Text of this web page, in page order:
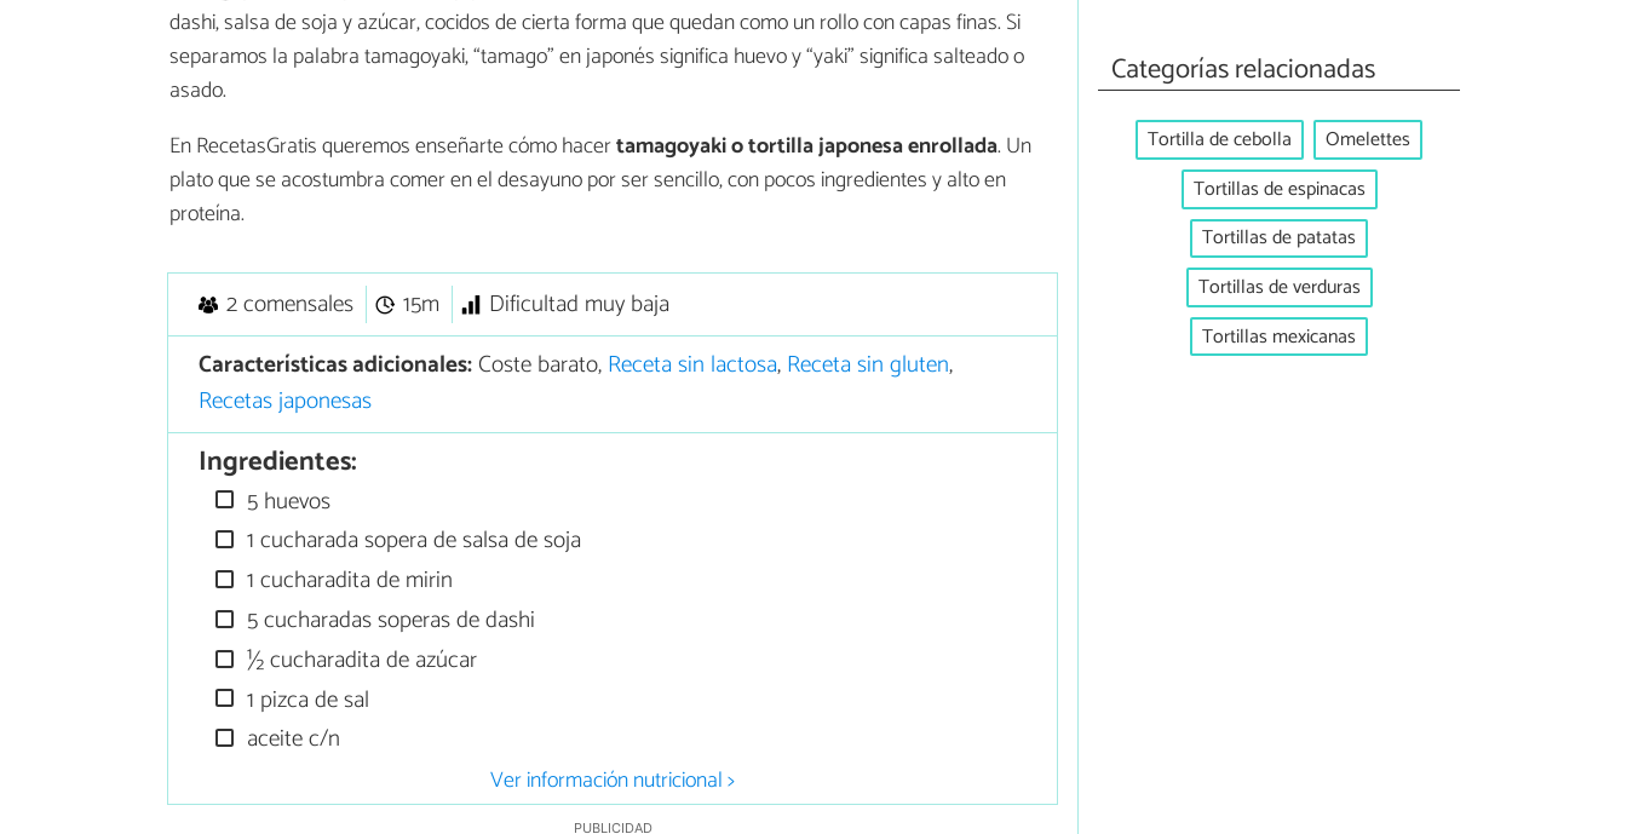
dashi, salsa de soja y azúcar, cocidos de cierta forma que quedan como un rollo con capas finas. Si
separamos la palabra tamagoyaki, “tamago” en japonés significa huevo y “yaki” significa salteado o
asado.
En RecetasGratis queremos enseñarte cómo hacertamagoyaki o tortilla japonesa enrollada. Un
plato que se acostumbra comer en el desayuno por ser sencillo, con pocos ingredientes y alto en
proteína.
2 comensales 15m
Dificultad muy baja
Características adicionales:Coste barato,Receta sin lactosa,Receta sin gluten,
Recetas japonesas
Ingredientes:
5 huevos
1 cucharada sopera de salsa de soja
1 cucharadita de mirin
5 cucharadas soperas de dashi
½ cucharadita de azúcar
1 pizca de sal
aceite c/n
Ver información nutricional >
Categorías relacionadas
Tortilla de cebolla
Omelettes
Tortillas de espinacas
Tortillas de patatas
Tortillas de verduras
Tortillas mexicanas